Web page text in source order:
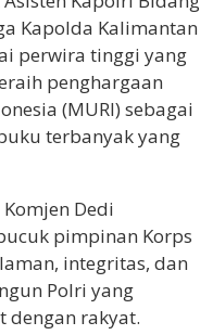
Kapolda Kalimantan
perwira tinggi yang
penghargaan
(MURI) sebagai
terbanyak yang
Dedi
pimpinan Korps
integritas, dan
Polri yang
dengan rakyat.